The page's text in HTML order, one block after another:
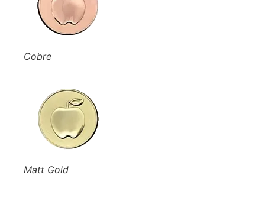
Cobre
Matt Gold